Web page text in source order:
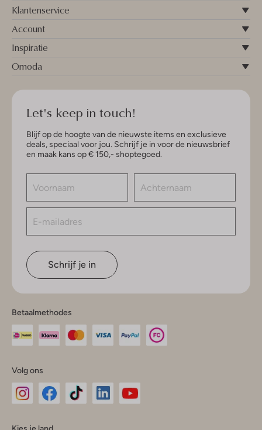
Klantenservice
Account
Inspiratie
Omoda
Let's keep in touch!
Blijf op de hoogte van de nieuwste items en exclusieve
deals, speciaal voor jou. Schrijf je in voor de nieuwsbrief
en maak kans op € 150,- shoptegoed.
Schrijf je in
Betaalmethodes
Volg ons